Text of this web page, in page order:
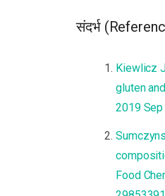
संदर्भ
Kiewlicz
gluten
2019
Food